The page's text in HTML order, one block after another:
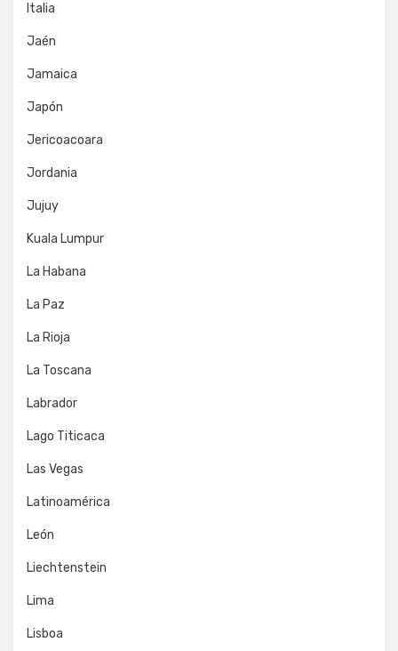
Italia
Jaén
Jamaica
Japón
Jericoacoara
Jordania
Jujuy
Kuala Lumpur
La Habana
La Paz
La Rioja
La Toscana
Labrador
Lago Titicaca
Las Vegas
Latinoamérica
León
Liechtenstein
Lima
Lisboa